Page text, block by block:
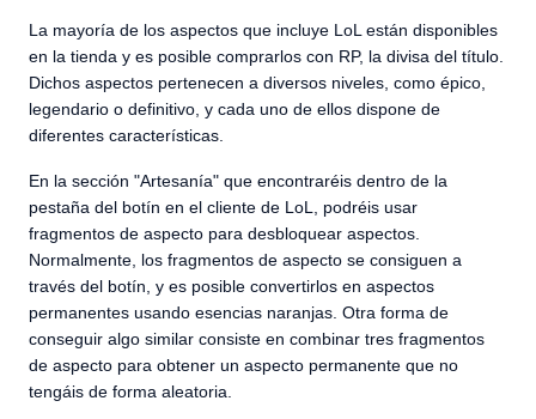
La mayoría de los aspectos que incluye LoL están disponibles
en la tienda y es posible comprarlos con RP, la divisa del título.
Dichos aspectos pertenecen a diversos niveles, como épico,
legendario o definitivo, y cada uno de ellos dispone de
diferentes características.
En la sección "Artesanía" que encontraréis dentro de la
pestaña del botín en el cliente de LoL, podréis usar
fragmentos de aspecto para desbloquear aspectos.
Normalmente, los fragmentos de aspecto se consiguen a
través del botín, y es posible convertirlos en aspectos
permanentes usando esencias naranjas. Otra forma de
conseguir algo similar consiste en combinar tres fragmentos
de aspecto para obtener un aspecto permanente que no
tengáis de forma aleatoria.